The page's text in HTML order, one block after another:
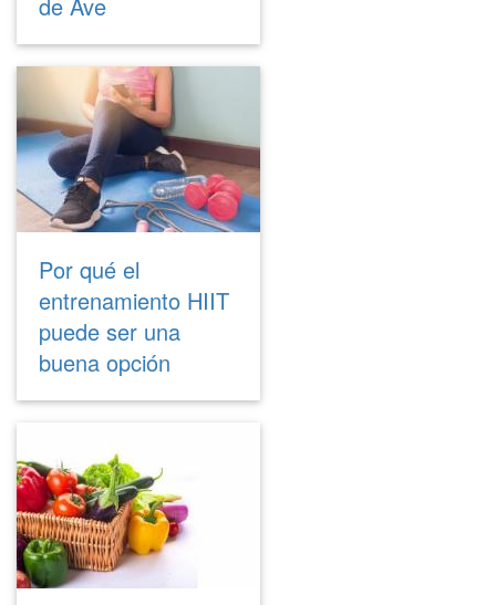
de Ave
Por qué el
entrenamiento HIIT
puede ser una
buena opción